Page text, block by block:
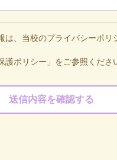
は、当校のプライバシーポリ
護ポリシー」をご参照くださ